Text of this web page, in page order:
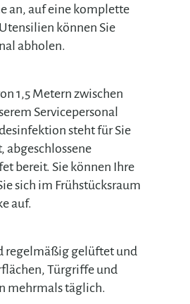
an, auf eine komplette
können Sie
abholen.
1,5 Metern zwischen
Servicepersonal
steht für Sie
abgeschlossene
bereit. Sie können Ihre
sich im Frühstücksraum
auf.
regelmäßig gelüftet und
Türgriffe und
mehrmals täglich.